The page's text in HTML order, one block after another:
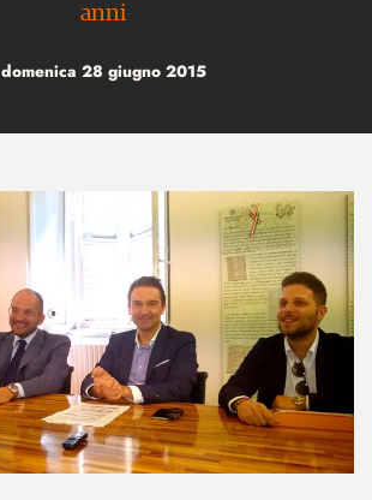
anni
domenica 28 giugno 2015